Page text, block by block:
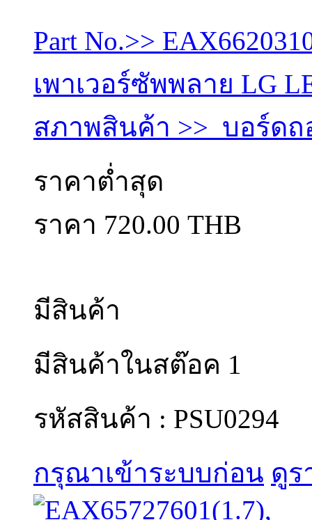
Part No.>>
เพาเวอร์ซัพพลาย LG
สภาพสินค้า >> บอร์ดถ
ราคาต่ำสุด
ราคา 720.00 THB
มีสินค้า
มีสินค้าในสต๊อค 1
รหัสสินค้า : PSU0294
กรุณาเข้าระบบก่อน ดูร